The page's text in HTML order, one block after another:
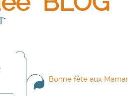
Bonne fête aux